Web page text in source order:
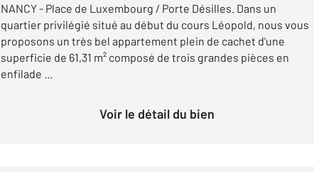
NANCY - Place de Luxembourg / Porte Désilles. Dans un
quartier privilégié situé au début du cours Léopold, nous vous
proposons un très bel appartement plein de cachet d'une
superficie de 61,31 m² composé de trois grandes pièces en
enfilade ...
Voir le détail du bien